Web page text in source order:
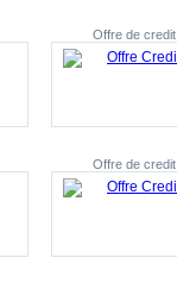
Offre de credit
Offre de credit